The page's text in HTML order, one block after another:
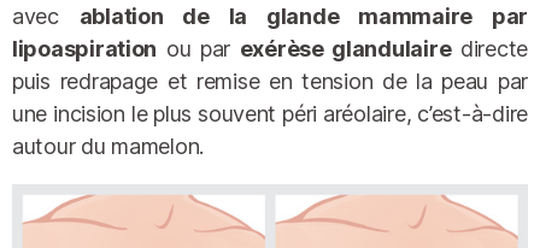
avec ablation de la glande mammaire par
lipoaspiration ou par exérèse glandulairedirecte
puis redrapage et remise en tension de la peau par
une incision le plus souvent péri aréolaire, c’est-à-dire
autour du mamelon.